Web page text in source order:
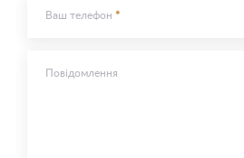
Ваш телефон
Повідомлення